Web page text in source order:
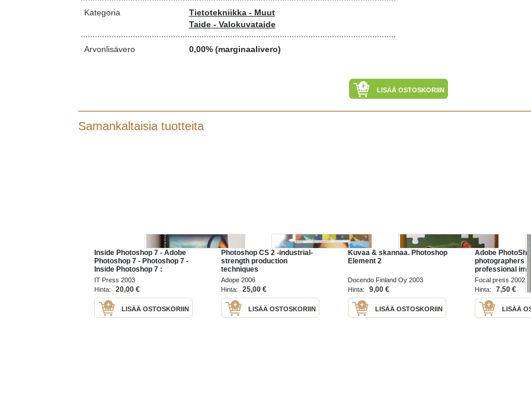
Kategoria
Tietotekniikka - Muut
Taide - Valokuvataide
Arvonlisävero 0,00% (marginaalivero)
LISÄÄ OSTOSKORIIN
Samankaltaisia tuotteita
Inside Photoshop 7 - Adobe
Photoshop 7 - Photoshop 7 -
Inside Photoshop 7 :
edistynyt käyttö
IT Press 2003
Hinta:
20,00 €
LISÄÄ OSTOSKORIIN
Photoshop CS 2 -industrial-
strength production
techniques
Adope 2006
Hinta:
25,00 €
LISÄÄ OSTOSKORIIN
Kuvaa & skannaa. Photoshop
Element 2
Docendo Finland Oy 2003
Hinta:
9,00 €
LISÄÄ OSTOSKORIIN
Adobe
photographers :
professional
guide to the
PhotoShop for
and PC
Focal press 2002
Hinta:
7,50 €
LISÄÄ